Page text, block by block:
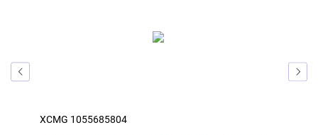
XCMG 1055685804